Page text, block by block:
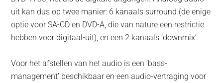
uit kan dus op twee manier: 6 kanaals surround (de enige
optie voor SA-CD en DVD-A, die van nature een restrictie
hebben voor digitaal-uit), en een 2 kanaals ‘downmix’.
Voor het afstellen van het audio is een ‘bass-
management’ beschikbaar en een audio-vertraging voor